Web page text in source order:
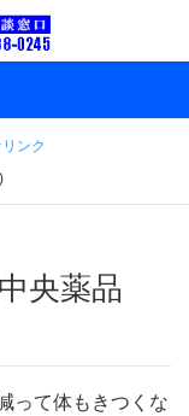
ンク
って体もきつくな